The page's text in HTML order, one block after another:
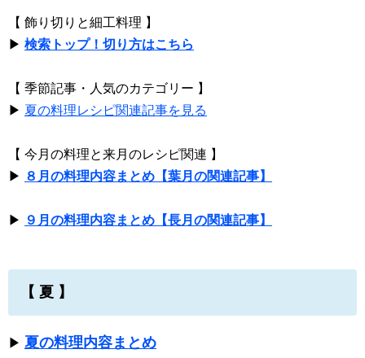
【 飾り切りと細工料理 】
▶ 検索トップ！切り方はこちら
【 季節記事・人気のカテゴリー 】
▶ 夏の料理レシピ関連記事を見る
【 今月の料理と来月のレシピ関連 】
▶ ８月の料理内容まとめ【葉月の関連記事】
▶ ９月の料理内容まとめ【長月の関連記事】
【 夏 】
▶ 夏の料理内容まとめ